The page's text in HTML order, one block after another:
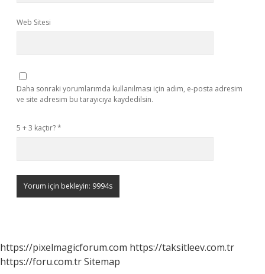
Web Sitesi
Daha sonraki yorumlarımda kullanılması için adım, e-posta adresim
ve site adresim bu tarayıcıya kaydedilsin.
5 + 3 kaçtır?*
https://pixelmagicforum.com https://taksitleev.com.tr
https://foru.com.trSitemap